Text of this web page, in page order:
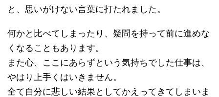
と、思いがけない言葉に打たれました。
何かと比べてしまったり、疑問を持って前に進めな
くなることもあります。
また心、ここにあらずという気持ちでした仕事は、
やはり上手くはいきません。
全て自分に悲しい結果としてかえってきてしまいま